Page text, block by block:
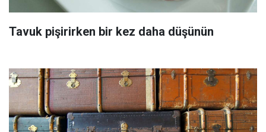
Tavuk pişirirken bir kez daha düşünün